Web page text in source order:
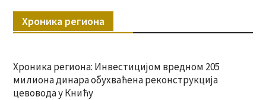
Хроника региона
Хроника региона: Инвестицијом вредном 205
милиона динара обухваћена реконструкција
цевовода у Книћу